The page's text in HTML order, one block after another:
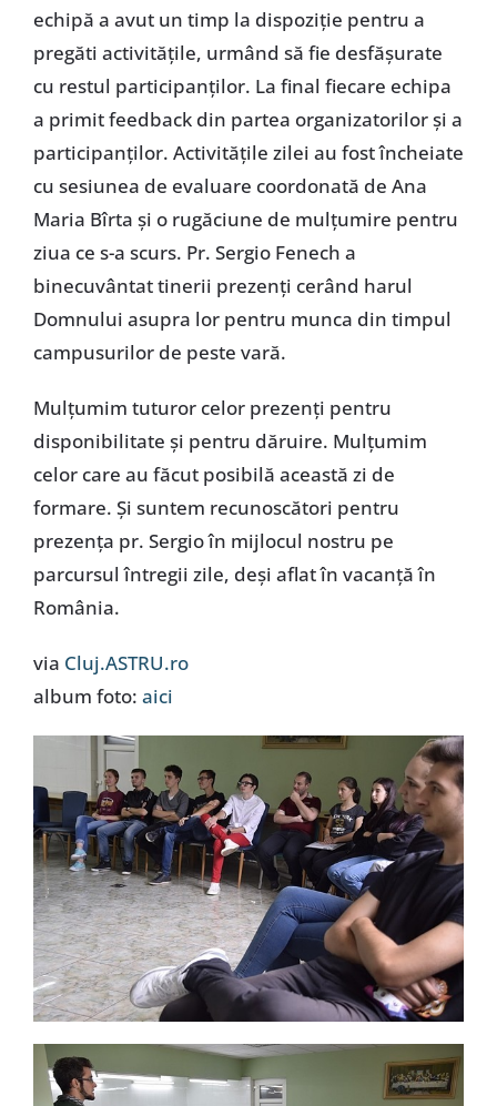
echipă a avut un timp la dispoziție pentru a
pregăti activitățile, urmând să fie desfășurate
cu restul participanților. La final fiecare echipa
a primit feedback din partea organizatorilor și a
participanților. Activitățile zilei au fost încheiate
cu sesiunea de evaluare coordonată de Ana
Maria Bîrta și o rugăciune de mulțumire pentru
ziua ce s-a scurs. Pr. Sergio Fenech a
binecuvântat tinerii prezenți cerând harul
Domnului asupra lor pentru munca din timpul
campusurilor de peste vară.
Mulțumim tuturor celor prezenți pentru
disponibilitate și pentru dăruire. Mulțumim
celor care au făcut posibilă această zi de
formare. Și suntem recunoscători pentru
prezența pr. Sergio în mijlocul nostru pe
parcursul întregii zile, deși aflat în vacanță în
România.
via Cluj.ASTRU.ro
album foto: aici